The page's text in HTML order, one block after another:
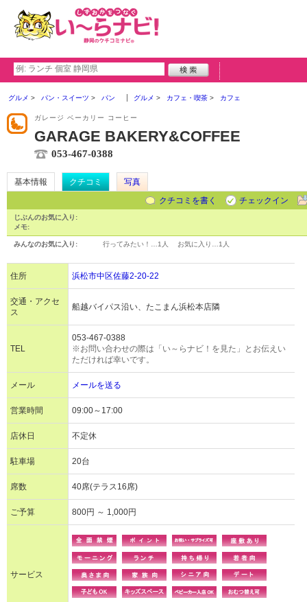
グルメ パン・スイーツ パン グルメ カフェ・喫茶 カフェ
ガレージ ベーカリー コーヒー
GARAGE BAKERY&COFFEE
053-467-0388
基本情報 クチコミ
写真
クチコミを書く
チェックイン
じぶんのお気に入り:
メモ:
みんなのお気に入り: 行ってみたい！… 1人 お気に入り… 1人
住所 浜松市中区佐藤2-20-22
交通・アクセ
ス
船越バイパス沿い、たこまん浜松本店隣
TEL
053-467-0388
※お問い合わせの際は「い～らナビ！を見た」とお伝えい
ただければ幸いです。
メール メールを送る
営業時間 09:00～17:00
店休日 不定休
駐車場 20台
席数 40席(テラス16席)
ご予算 800円 ～ 1,000円
サービス